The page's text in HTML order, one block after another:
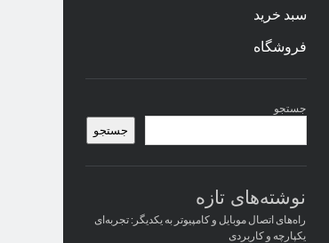
سبد خرید
فروشگاه
کناری
جستجو
جستجو
نوشته‌های تازه
راه‌های اتصال موبایل و کامپیوتر به یکدیگر: تجربه‌ای
یکپارچه و کاربردی